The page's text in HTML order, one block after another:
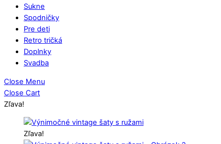
Sukne
Spodničky
Pre deti
Retro tričká
Doplnky
Svadba
Close Menu
Close Cart
Zľava!
Zľava!